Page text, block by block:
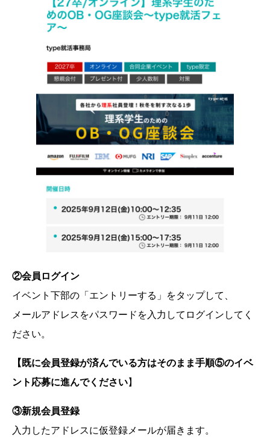
②会員ログイン
イベント下部の「エントリーする」をタップして、
メールアドレスをパスワードを入力してログインしてく
ださい。
【既に会員登録が済んでいる方はそのまま手順⑤のイベ
ント応募に進んでください】
③新規会員登録
入力したアドレスに仮登録メールが届きます。